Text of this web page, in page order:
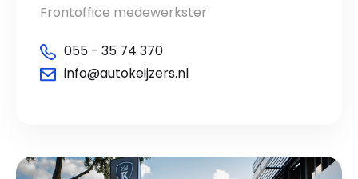
Frontoffice medewerkster
055 - 35 74 370
info@autokeijzers.nl